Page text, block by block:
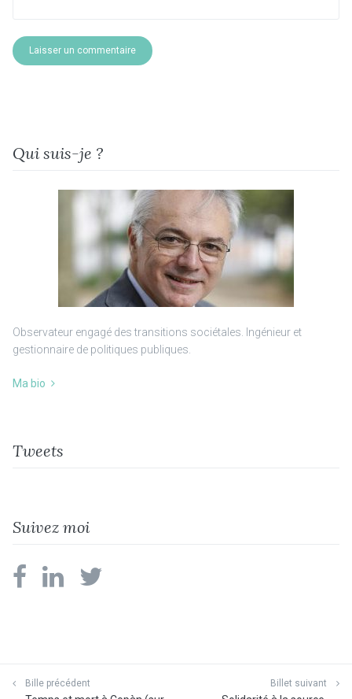
Qui suis-je ?
Observateur engagé des transitions sociétales. Ingénieur et
gestionnaire de politiques publiques.
Ma bio
Tweets
Suivez moi
facebooklinkedin
Bille précédent Billet suivant